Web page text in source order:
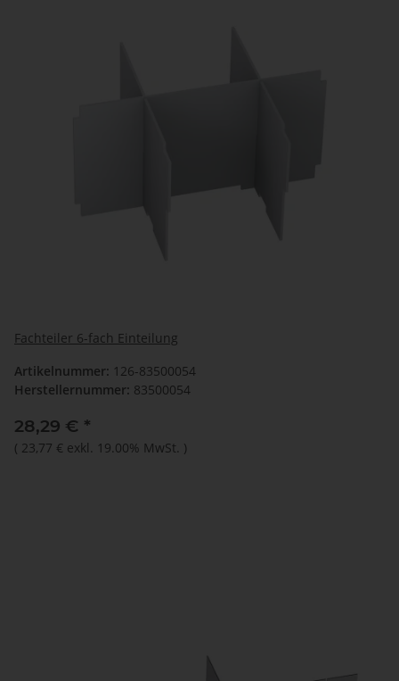
Fachteiler 6-fach Einteilung
Artikelnummer: 126-83500054
Herstellernummer: 83500054
28,29 € *
( 23,77 € exkl. 19.00% MwSt. )